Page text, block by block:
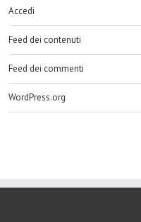
Accedi
Feed dei contenuti
Feed dei commenti
WordPress.org